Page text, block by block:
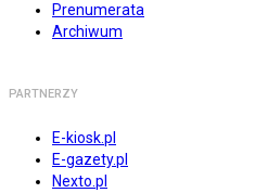
Prenumerata
Archiwum
PARTNERZY
E-kiosk.pl
E-gazety.pl
Nexto.pl